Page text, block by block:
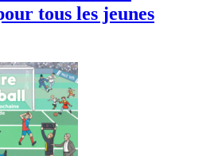
tous les jeunes